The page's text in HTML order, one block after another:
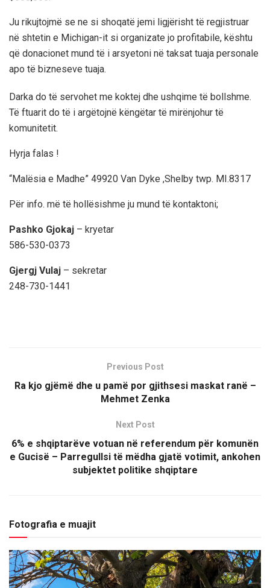
Ju rikujtojmë se ne si shoqatë jemi ligjërisht të regjistruar
në shtetin e Michigan-it si organizate jo profitabile, kështu
që donacionet mund të i arsyetoni në taksat tuaja personale
apo të bizneseve tuaja.
Darka do të servohet me koktej dhe ushqime të bollshme.
Të ftuarit do të i argëtojnë këngëtar të mirënjohur të
komunitetit.
Hyrja falas !
“Malësia e Madhe” 49920 Van Dyke ,Shelby twp. MI.8317
Për info. më të hollësishme ju mund të kontaktoni;
Pashko Gjokaj – kryetar
586-530-0373
Gjergj Vulaj – sekretar
248-730-1441
Previous Post
Ra kjo gjëmë dhe u pamë por gjithsesi maskat ranë –
Mehmet Zenka
Next Post
6% e shqiptarëve votuan në referendum për komunën
e Gucisë – Parregullsi të mëdha gjatë votimit, ankohen
subjektet politike shqiptare
Fotografia e muajit